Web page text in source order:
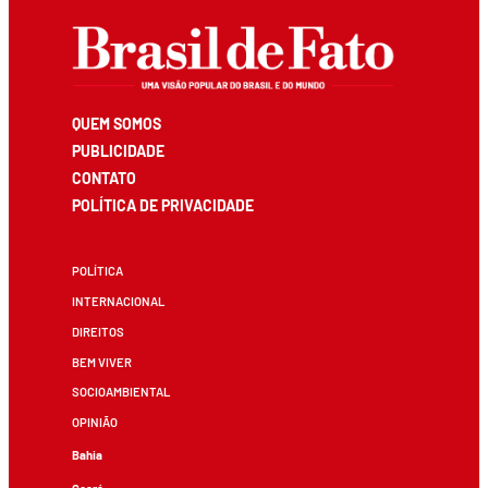
QUEM SOMOS
PUBLICIDADE
CONTATO
POLÍTICA DE PRIVACIDADE
POLÍTICA
INTERNACIONAL
DIREITOS
BEM VIVER
SOCIOAMBIENTAL
OPINIÃO
Bahia